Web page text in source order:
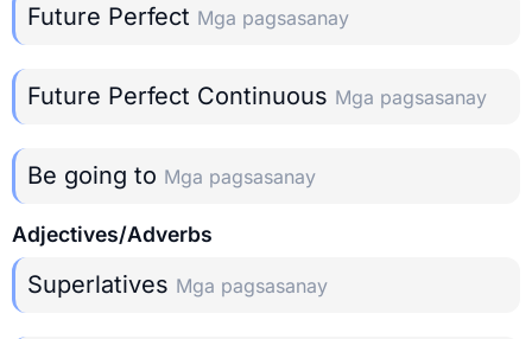
Future Perfect Mga pagsasanay
Future Perfect Continuous Mga pagsasanay
Be going to Mga pagsasanay
Adjectives/Adverbs
Superlatives Mga pagsasanay